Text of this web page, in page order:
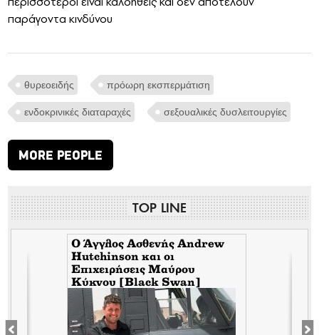
παράγοντα κινδύνου
θυρεοειδής πρόωρη εκσπερμάτιση
ενδοκρινικές διαταραχές σεξουαλικές δυσλειτουργίες
MORE PEOPLE
TOP LINE
Ο Άγγλος Ασθενής Andrew
Hutchinson και οι
Επιχειρήσεις Μαύρου
Κύκνου [Black Swan]